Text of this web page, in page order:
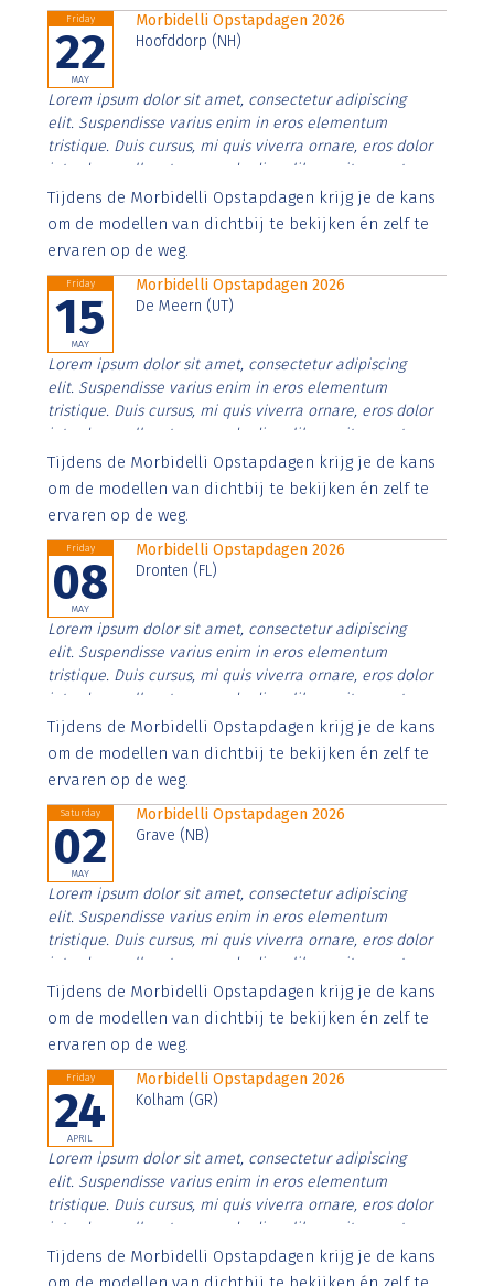
Friday
22
MAY
Morbidelli Opstapdagen 2026
Hoofddorp (NH)
Lorem ipsum dolor sit amet, consectetur adipiscing
elit. Suspendisse varius enim in eros elementum
tristique. Duis cursus, mi quis viverra ornare, eros dolor
interdum nulla, ut commodo diam libero vitae erat.
Aenean faucibus nibh et justo cursus id rutrum lorem
imperdiet. Nunc ut sem vitae risus tristique posuere.
Tijdens de Morbidelli Opstapdagen krijg je de kans
om de modellen van dichtbij te bekijken én zelf te
ervaren op de weg.
Friday
15
MAY
Morbidelli Opstapdagen 2026
De Meern (UT)
Lorem ipsum dolor sit amet, consectetur adipiscing
elit. Suspendisse varius enim in eros elementum
tristique. Duis cursus, mi quis viverra ornare, eros dolor
interdum nulla, ut commodo diam libero vitae erat.
Aenean faucibus nibh et justo cursus id rutrum lorem
imperdiet. Nunc ut sem vitae risus tristique posuere.
Tijdens de Morbidelli Opstapdagen krijg je de kans
om de modellen van dichtbij te bekijken én zelf te
ervaren op de weg.
Friday
08
MAY
Morbidelli Opstapdagen 2026
Dronten (FL)
Lorem ipsum dolor sit amet, consectetur adipiscing
elit. Suspendisse varius enim in eros elementum
tristique. Duis cursus, mi quis viverra ornare, eros dolor
interdum nulla, ut commodo diam libero vitae erat.
Aenean faucibus nibh et justo cursus id rutrum lorem
imperdiet. Nunc ut sem vitae risus tristique posuere.
Tijdens de Morbidelli Opstapdagen krijg je de kans
om de modellen van dichtbij te bekijken én zelf te
ervaren op de weg.
Saturday
02
MAY
Morbidelli Opstapdagen 2026
Grave (NB)
Lorem ipsum dolor sit amet, consectetur adipiscing
elit. Suspendisse varius enim in eros elementum
tristique. Duis cursus, mi quis viverra ornare, eros dolor
interdum nulla, ut commodo diam libero vitae erat.
Aenean faucibus nibh et justo cursus id rutrum lorem
imperdiet. Nunc ut sem vitae risus tristique posuere.
Tijdens de Morbidelli Opstapdagen krijg je de kans
om de modellen van dichtbij te bekijken én zelf te
ervaren op de weg.
Friday
24
APRIL
Morbidelli Opstapdagen 2026
Kolham (GR)
Lorem ipsum dolor sit amet, consectetur adipiscing
elit. Suspendisse varius enim in eros elementum
tristique. Duis cursus, mi quis viverra ornare, eros dolor
interdum nulla, ut commodo diam libero vitae erat.
Aenean faucibus nibh et justo cursus id rutrum lorem
imperdiet. Nunc ut sem vitae risus tristique posuere.
Tijdens de Morbidelli Opstapdagen krijg je de kans